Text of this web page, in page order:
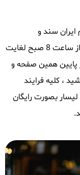
ایران سند و
کارشناسان این مجموعه میتوانید همه روزه از ساعت 8 صبح لغایت
پایین همین صفحه و
، کلیه فرایند
بصورت رایگان